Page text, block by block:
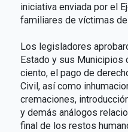
iniciativa enviada por el
familiares de víctimas
Los legisladores
Estado y sus Municipios
ciento, el pago de
Civil, así como
cremaciones,
y demás análogos
final de los restos